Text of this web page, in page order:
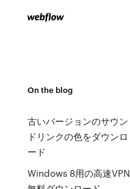
On the blog
古いバージョンのサウン
ドリンクの色をダウンロ
ード
Windows 8用の高速VPN